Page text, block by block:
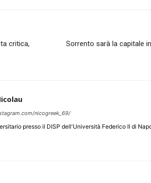
critica,
Sorrento sarà la capitale
nicogreek_69/
presso il DISP dell'Università Federico II di